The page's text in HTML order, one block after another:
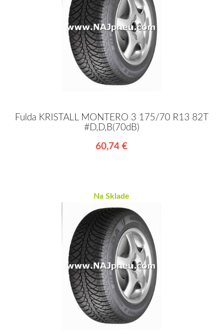
Fulda KRISTALL MONTERO 3 175/70 R13 82T
#D,D,B(70dB)
60,74 €
Na Sklade